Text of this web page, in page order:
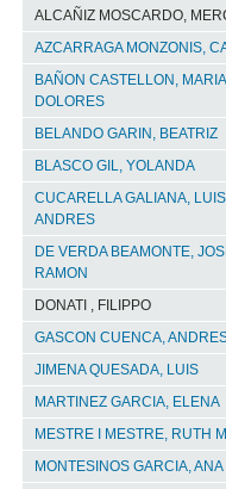
ALCAÑIZ MOSCARDO,
AZCARRAGA MONZONIS,
BAÑON CASTELLON, MARIA
DOLORES
BELANDO GARIN, BEATRIZ
BLASCO GIL, YOLANDA
CUCARELLA GALIANA, LUIS
ANDRES
DE VERDA BEAMONTE,
RAMON
DONATI , FILIPPO
GASCON CUENCA,
JIMENA QUESADA, LUIS
MARTINEZ GARCIA, ELENA
MESTRE I MESTRE, RUTH
MONTESINOS GARCIA, ANA